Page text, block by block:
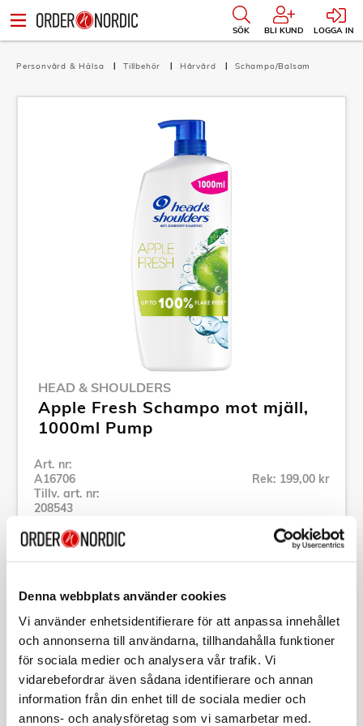
Denna webbplats använder cookies
Vi använder enhetsidentifierare för att anpassa innehållet
och annonserna till användarna, tillhandahålla funktioner
för sociala medier och analysera vår trafik. Vi
vidarebefordrar även sådana identifierare och annan
information från din enhet till de sociala medier och
annons- och analysföretag som vi samarbetar med.
SÖK BLI KUND LOGGA IN
Personvård & Hälsa Tillbehör Hårvård Schampo/Balsam
HEAD & SHOULDERS
Apple Fresh Schampo mot mjäll,
1000ml Pump
Art. nr:
A16706
Tillv. art. nr:
208543
Rek: 199,00 kr
Se alla produkter inom Head & Shoulders
Specifikation
Beskrivning
Tillv. art. nr:208543
EAN-kod: